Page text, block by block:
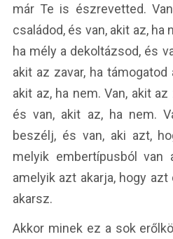
már Te is észrevetted.
családod, és van, akit az, ha
ha mély a dekoltázsod, és
akit az zavar, ha
akit az, ha nem. Van, akit az
és van, akit az, ha nem.
beszélj, és van, aki azt,
melyik embertípusból van
amelyik azt akarja, hogy
akarsz.
Akkor minek ez a sok